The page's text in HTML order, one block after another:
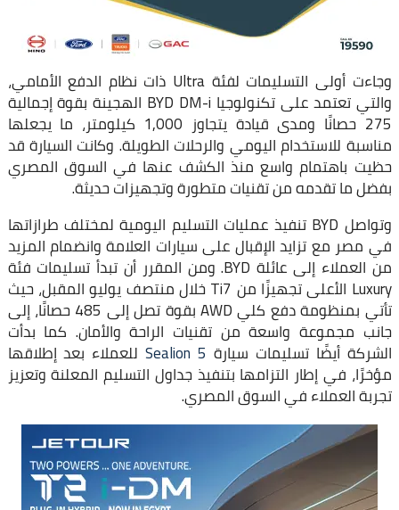
وجاءت أولى التسليمات لفئة Ultra ذات نظام الدفع الأمامي،
والتي تعتمد على تكنولوجيا BYD DM-i الهجينة بقوة إجمالية
275 حصانًا ومدى قيادة يتجاوز 1,000 كيلومتر، ما يجعلها
مناسبة للاستخدام اليومي والرحلات الطويلة. وكانت السيارة قد
حظيت باهتمام واسع منذ الكشف عنها في السوق المصري
بفضل ما تقدمه من تقنيات متطورة وتجهيزات حديثة.
وتواصل BYD تنفيذ عمليات التسليم اليومية لمختلف طرازاتها
في مصر مع تزايد الإقبال على سيارات العلامة وانضمام المزيد
من العملاء إلى عائلة BYD. ومن المقرر أن تبدأ تسليمات فئة
Luxury الأعلى تجهيزًا من Ti7 خلال منتصف يوليو المقبل، حيث
تأتي بمنظومة دفع كلي AWD بقوة تصل إلى 485 حصانًا، إلى
جانب مجموعة واسعة من تقنيات الراحة والأمان. كما بدأت
الشركة أيضًا تسليمات سيارة Sealion 5للعملاء بعد إطلاقها
مؤخرًا، في إطار التزامها بتنفيذ جداول التسليم المعلنة وتعزيز
تجربة العملاء في السوق المصري.